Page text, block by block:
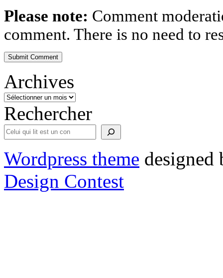
Please note: Comment
comment. There is no need to
Archives
Rechercher
Wordpress theme
Design Contest